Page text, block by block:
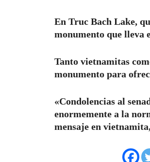
En Truc Bach Lake,
monumento que lleva
Tanto vietnamitas
monumento para
«Condolencias al
enormemente a la
mensaje en